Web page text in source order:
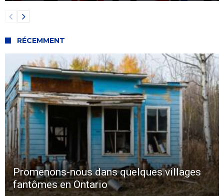
RÉCEMMENT
Promenons-nous dans quelques villages
fantômes en Ontario